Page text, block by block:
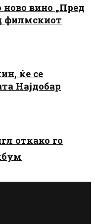
вино „Пред
филмскиот
ќе се
Најдобар
откако го